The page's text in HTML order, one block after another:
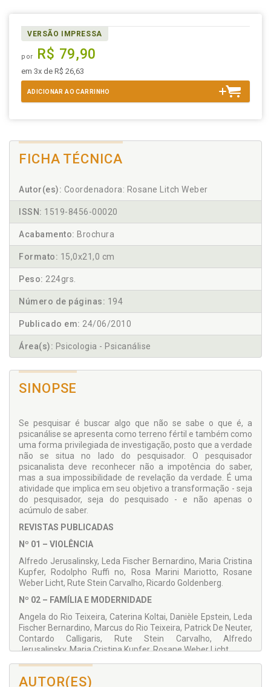
VERSÃO IMPRESSA
por R$ 79,90
em 3x de R$ 26,63
ADICIONAR AO CARRINHO
FICHA TÉCNICA
Autor(es): Coordenadora: Rosane Litch Weber
ISSN: 1519-8456-00020
Acabamento: Brochura
Formato: 15,0x21,0 cm
Peso: 224grs.
Número de páginas: 194
Publicado em: 24/06/2010
Área(s): Psicologia - Psicanálise
SINOPSE
Se pesquisar é buscar algo que não se sabe o que é, a
psicanálise se apresenta como terreno fértil e também como
uma forma privilegiada de investigação, posto que a verdade
não se situa no lado do pesquisador. O pesquisador
psicanalista deve reconhecer não a impotência do saber,
mas a sua impossibilidade de revelação da verdade. É uma
atividade que implica em seu objetivo a transformação - seja
do pesquisador, seja do pesquisado - e não apenas o
acúmulo de saber.
REVISTAS PUBLICADAS
Nº 01 – VIOLÊNCIA
Alfredo Jerusalinsky, Leda Fischer Bernardino, Maria Cristina
Kupfer, Rodolpho Ruffi no, Rosa Marini Mariotto, Rosane
Weber Licht, Rute Stein Carvalho, Ricardo Goldenberg.
Nº 02 – FAMÍLIA E MODERNIDADE
Angela do Rio Teixeira, Caterina Koltai, Danièle Epstein, Leda
Fischer Bernardino, Marcus do Rio Teixeira, Patrick De Neuter,
Contardo Calligaris, Rute Stein Carvalho, Alfredo
Jerusalinsky, Maria Cristina Kupfer, Rosane Weber Licht.
Nº 03 – O HOMEM E A TECNOLOGIA
Alfredo Jerusalinsky, Edson André de Sousa, Maria Ida
AUTOR(ES)